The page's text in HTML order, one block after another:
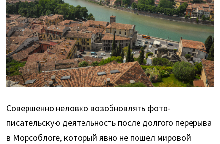
Совершенно неловко возобновлять фото-
писательскую деятельность после долгого перерыва
в Морсоблоге, который явно не пошел мировой